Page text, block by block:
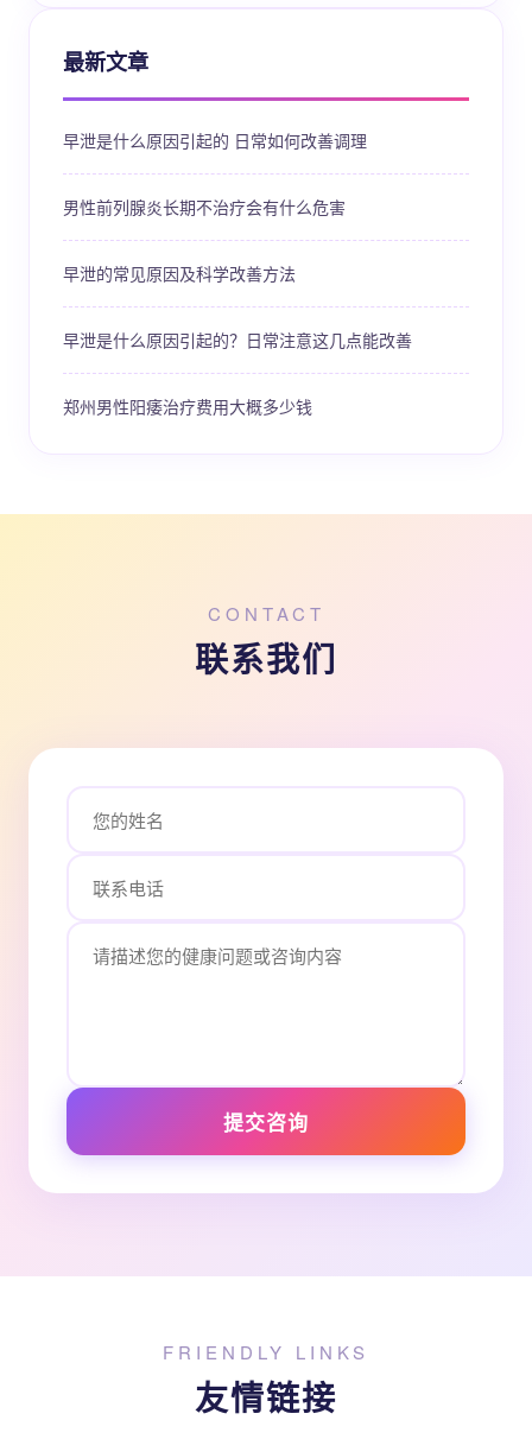
最新文章
早泄是什么原因引起的 日常如何改善调理
男性前列腺炎长期不治疗会有什么危害
早泄的常见原因及科学改善方法
早泄是什么原因引起的？日常注意这几点能改善
郑州男性阳痿治疗费用大概多少钱
CONTACT
联系我们
提交咨询
FRIENDLY LINKS
友情链接